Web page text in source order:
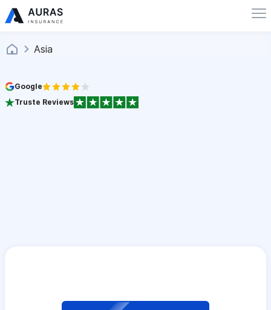
Asia
Google
Truste Reviews